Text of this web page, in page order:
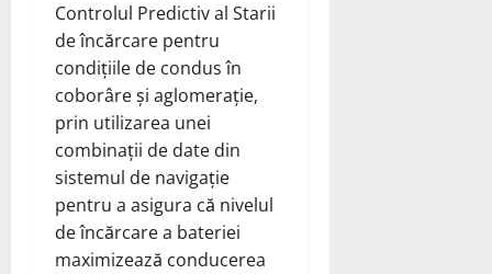
Controlul Predictiv al Starii
de încărcare pentru
condițiile de condus în
coborâre și aglomerație,
prin utilizarea unei
combinații de date din
sistemul de navigație
pentru a asigura că nivelul
de încărcare a bateriei
maximizează conducerea